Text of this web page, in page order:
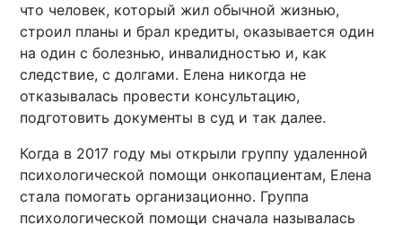
что человек, который жил обычной жизнью,
строил планы и брал кредиты, оказывается один
на один с болезнью, инвалидностью и, как
следствие, с долгами. Елена никогда не
отказывалась провести консультацию,
подготовить документы в суд и так далее.
Когда в 2017 году мы открыли группу удаленной
психологической помощи онкопациентам, Елена
стала помогать организационно. Группа
психологической помощи сначала называлась